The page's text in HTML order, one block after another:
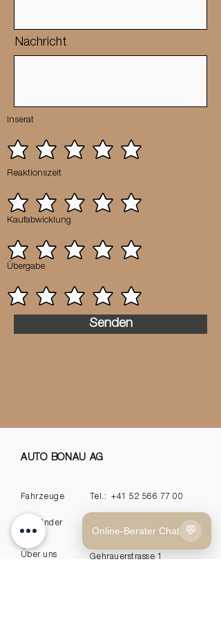
Nachricht
Inserat
Reaktionszeit
Kaufabwicklung
Übergabe
Senden
AUTO BONAU AG
Fahrzeuge Tel.:+41 52 566 77 00
Autofinder info@autobonau.ch
Über uns
Gehrauerstrasse 1
Online-Berater Chat 💬